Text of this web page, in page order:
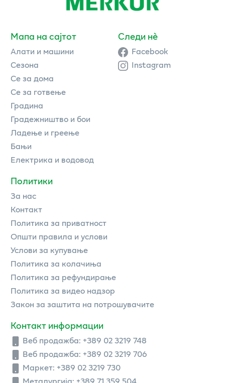
Мапа на сајтот
Алати и машини
Сезона
Се за дома
Се за готвење
Градина
Градежништво и бои
Ладење и греење
Бањи
Електрика и водовод
Политики
За нас
Контакт
Политика за приватност
Општи правила и услови
Услови за купување
Политика за колачиња
Политика за рефундирање
Политика за видео надзор
Закон за заштита на потрошувачите
Контакт информации
Веб продажба: +389 02 3219 748
Веб продажба: +389 02 3219 706
Маркет: +389 02 3219 730
Следи нè
Facebook
Instagram